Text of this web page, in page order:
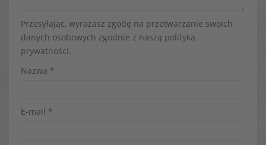
Przesyłając, wyrażasz zgodę na przetwarzanie swoich
danych osobowych zgodnie z naszą polityką
prywatności.
Nazwa *
E-mail *